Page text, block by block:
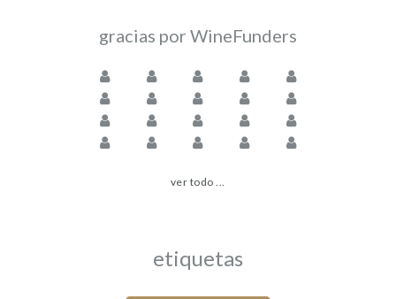
gracias por WineFunders
ver todo ...
etiquetas